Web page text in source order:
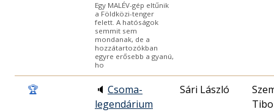
Egy MALÉV-gép eltűnik
a Földközi-tenger
felett. A hatóságok
semmit sem
mondanak, de a
hozzátartozókban
egyre erősebb a gyanú,
ho
🏆 🔈 Csoma-
legendárium
Sári László